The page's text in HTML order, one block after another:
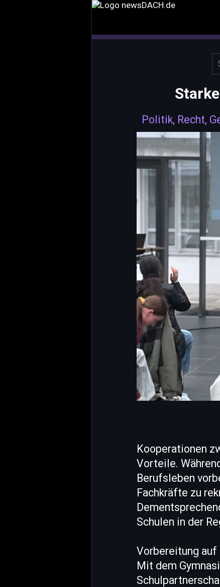
Politik, Recht,
Kooperationen
Vorteile.
Berufsleben
Fachkräfte zu
Schulen in der
Vorbereitung auf
Mit dem